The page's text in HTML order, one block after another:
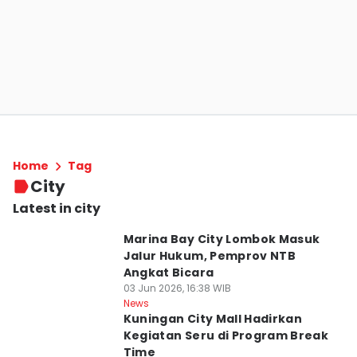
Home Tag
City
Latest in city
Marina Bay City Lombok Masuk
Jalur Hukum, Pemprov NTB
Angkat Bicara
03 Jun 2026, 16:38 WIB
News
Kuningan City Mall Hadirkan
Kegiatan Seru di Program Break
Time